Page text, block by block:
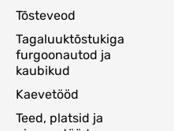
Tõsteveod
Tagaluuktõstukiga
furgoonautod ja
kaubikud
Kaevetööd
Teed, platsid ja